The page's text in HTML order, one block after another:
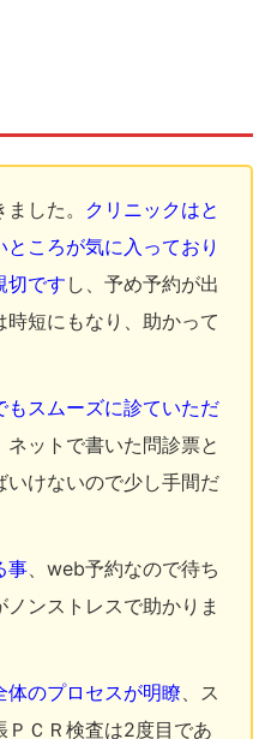
した。 クリニックはと
ころが気に入っており
切ですし、予め予約が出
短にもなり、助かって
もスムーズに診ていただ
ネットで書いた問診票と
いけないので少し手間だ
事 、web予約なので待ち
ンストレスで助かりま
体のプロセスが明瞭 、ス
ＰＣＲ検査は2度目であ